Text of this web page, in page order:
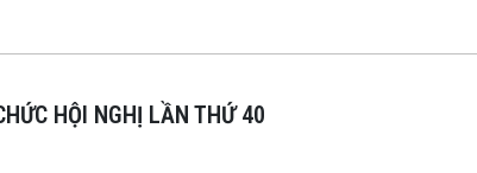
HỘI NGHỊ LẦN THỨ 40